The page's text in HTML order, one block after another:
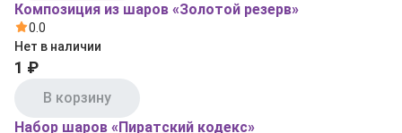
Композиция из шаров «Золотой резерв»
0.0
Нет в наличии
1 ₽
В корзину
Набор шаров «Пиратский кодекс»